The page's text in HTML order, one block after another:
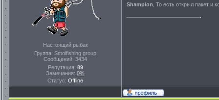
Настоящий рыбак
Группа: Smolfishing group
Сообщений: 3434
Репутация: 89
Замечания: 0%
Статус: Offline
Shampion , То есть открыл пакет и